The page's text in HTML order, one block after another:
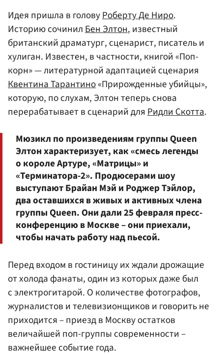
Идея пришла в головуРоберту Де Ниро.
Историю сочинилБен Элтон, известный
британский драматург, сценарист, писатель и
хулиган. Известен, в частности, книгой «Поп-
корн» — литературной адаптацией сценария
Квентина Тарантино«Прирожденные убийцы»,
которую, по слухам, Элтон теперь снова
перерабатывает в сценарий дляРидли Скотта.
Мюзикл по произведениям группы Queen
Элтон характеризует, как «смесь легенды
о короле Артуре, «Матрицы» и
«Терминатора-2». Продюсерами шоу
выступают Брайан Мэй и Роджер Тэйлор,
два оставшихся в живых и активных члена
группы Queen. Они дали 25 февраля пресс-
конференцию в Москве – они приехали,
чтобы начать работу над пьесой.
Перед входом в гостиницу их ждали дрожащие
от холода фанаты, один из которых даже был
с электрогитарой. О количестве фотографов,
журналистов и телевизионщиков и говорить не
приходится – приезд в Москву остатков
величайшей поп-группы современности –
важнейшее событие года.